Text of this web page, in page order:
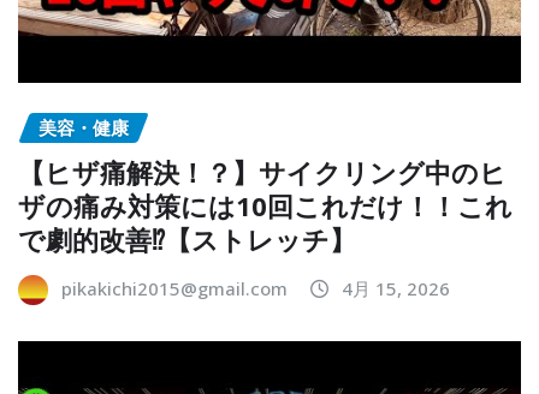
美容・健康
【ヒザ痛解決！？】サイクリング中のヒ
ザの痛み対策には10回これだけ！！これ
で劇的改善⁉︎【ストレッチ】
pikakichi2015@gmail.com 4月 15, 2026